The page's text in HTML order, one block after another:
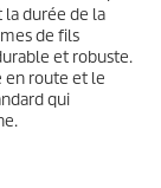
durée de la
de fils
et robuste.
en route et le
qui